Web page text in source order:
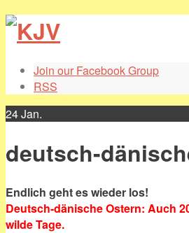
Join our Facebook Group
RSS
24Jan.
deutsch-
Endlich geht es wieder los!
Deutsch-dänische Ostern: Auch
wilde Tage.